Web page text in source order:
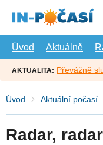
hlavní
Úvod
Aktuálně
AKTUALITA: Převážně
Úvod Aktuální počasí
Radar,